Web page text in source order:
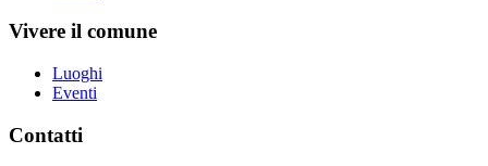
Vivere il comune
Luoghi
Eventi
Contatti